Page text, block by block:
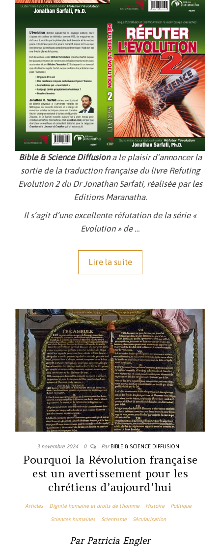
Bible & Science Diffusiona le plaisir d’annoncer la
sortie de la traduction française du livre Refuting
Evolution 2du Dr Jonathan Sarfati, réalisée par les
Editions Maranatha.
Il s’agit d’une excellente réfutation de la série «
Evolution » de …
Lire la suite
3 novembre 2024 0 Par BIBLE & SCIENCE DIFFUSION
Pourquoi la Révolution française
est un avertissement pour les
chrétiens d’aujourd’hui
Articles Dignité humaine et droits de l'homme Histoire Politique
Sciences humaines Scientisme Sécularisation
Par Patricia Engler